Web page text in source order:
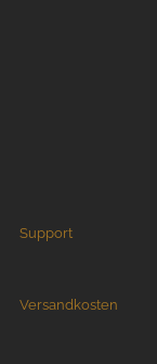
Support
Versandkosten